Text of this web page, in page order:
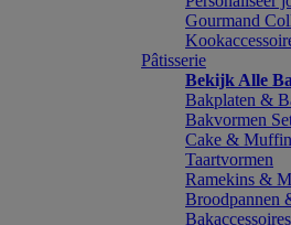
Gourmand
Pâtisserie
Bekijk Alle
Bakplaten &
Bakvormen
Cake &
Taartvormen
Ramekins &
Broodpannen
Bakaccessoires